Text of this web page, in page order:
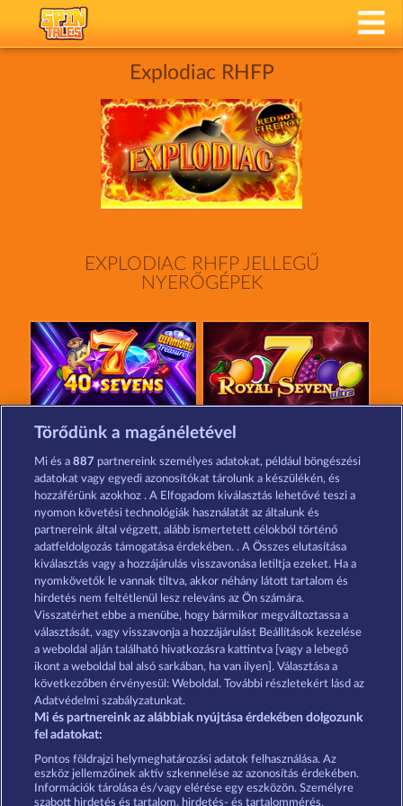
Explodiac RHFP
EXPLODIAC RHFP JELLEGŰ
NYERŐGÉPEK
40 Sevens Diamond Treasures Royal Seven Ultra
3 Golden Cherries Maaax Diamonds
Részvételi feltételek
Adatkezelési tájékoztató Impresszum
A cég GYIK Partnerprogram
Törődünk a magánéletével
Mi és a887 partnereink személyes adatokat, például böngészési
adatokat vagy egyedi azonosítókat tárolunk a készülékén, és
hozzáférünk azokhoz . A Elfogadom kiválasztás lehetővé teszi a
nyomon követési technológiák használatát az általunk és
partnereink által végzett, alább ismertetett célokból történő
adatfeldolgozás támogatása érdekében. . A Összes elutasítása
kiválasztás vagy a hozzájárulás visszavonása letiltja ezeket. Ha a
nyomkövetők le vannak tiltva, akkor néhány látott tartalom és
hirdetés nem feltétlenül lesz releváns az Ön számára.
Visszatérhet ebbe a menübe, hogy bármikor megváltoztassa a
választását, vagy visszavonja a hozzájárulást Beállítások kezelése
a weboldal alján található hivatkozásra kattintva [vagy a lebegő
ikont a weboldal bal alsó sarkában, ha van ilyen]. Választása a
következőben érvényesül: Weboldal. További részletekért lásd az
Adatvédelmi szabályzatunkat.
Mi és partnereink az alábbiak nyújtása érdekében dolgozunk
fel adatokat:
Pontos földrajzi helymeghatározási adatok felhasználása. Az
eszköz jellemzőinek aktív szkennelése az azonosítás érdekében.
Információk tárolása és/vagy elérése egy eszközön. Személyre
szabott hirdetés és tartalom, hirdetés- és tartalommérés,